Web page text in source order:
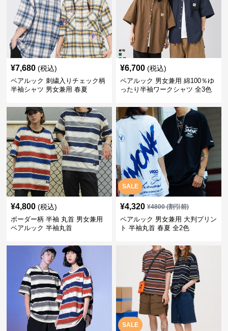
¥7,680 (税込)
ペアルック 刺繍入りチェック柄
半袖シャツ 男女兼用 春夏
¥6,700 (税込)
ペアルック 男女兼用 綿100％ゆ
ったり半袖ワークシャツ 全3色
¥4,800 (税込)
ボーダー柄 半袖 丸首 男女兼用
ペアルック 半袖丸首
SALE
¥4,320 ¥4800(割引前)
ペアルック 男女兼用 大判プリン
ト 半袖丸首 春夏 全2色
SALE